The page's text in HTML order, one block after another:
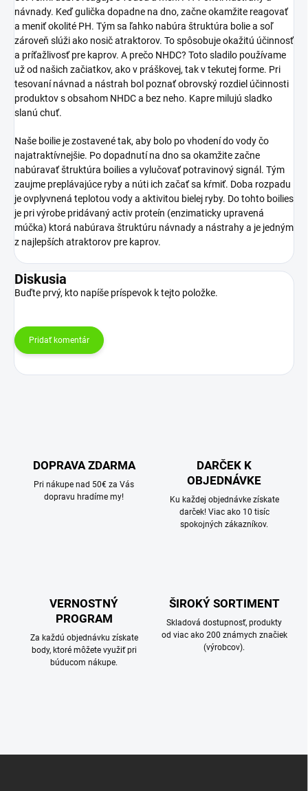
návnady. Keď gulička dopadne na dno, začne okamžite reagovať
a meniť okolité PH. Tým sa ľahko nabúra štruktúra bolie a soľ
zároveň slúži ako nosič atraktorov. To spôsobuje okažitú účinnosť
a príťažlivosť pre kaprov. A prečo NHDC? Toto sladilo používame
už od našich začiatkov, ako v práškovej, tak v tekutej forme. Pri
tesovaní návnad a nástrah bol poznať obrovský rozdiel účinnosti
produktov s obsahom NHDC a bez neho. Kapre milujú sladko
slanú chuť.
Naše boilie je zostavené tak, aby bolo po vhodení do vody čo
najatraktívnejšie. Po dopadnutí na dno sa okamžite začne
nabúravať štruktúra boilies a vylučovať potravinový signál. Tým
zaujme preplávajúce ryby a núti ich začať sa kŕmiť. Doba rozpadu
je ovplyvnená teplotou vody a aktivitou bielej ryby. Do tohto boilies
je pri výrobe pridávaný activ proteín (enzimaticky upravená
múčka) ktorá nabúrava štruktúru návnady a nástrahy a je jedným
z najlepších atraktorov pre kaprov.
Diskusia
Buďte prvý, kto napíše príspevok k tejto položke.
Pridať komentár
DOPRAVA ZDARMA
Pri nákupe nad 50€ za Vás
dopravu hradíme my!
DARČEK K
OBJEDNÁVKE
Ku každej objednávke získate
darček! Viac ako 10 tisíc
spokojných zákazníkov.
VERNOSTNÝ
PROGRAM
Za každú objednávku získate
body, ktoré môžete využiť pri
búducom nákupe.
ŠIROKÝ SORTIMENT
Skladová dostupnosť, produkty
od viac ako 200 známych značiek
(výrobcov).